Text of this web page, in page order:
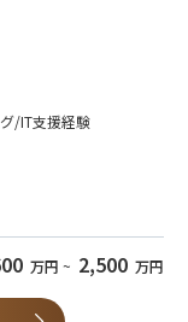
っています。従来のコ
務、ITなど）のマトリ
組織を壁の無い文字通
広い業界と幅広い領域
、目指すべき姿（目
ています。
ャリアチェンジ、ITコ
ます。
/IT支援経験
に関する知見
万円 ~ 2,500 万円